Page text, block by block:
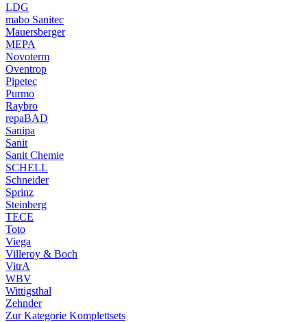
LDG
mabo Sanitec
Mauersberger
MEPA
Novoterm
Oventrop
Pipetec
Purmo
Raybro
repaBAD
Sanipa
Sanit
Sanit Chemie
SCHELL
Schneider
Sprinz
Steinberg
TECE
Toto
Viega
Villeroy & Boch
VitrA
WBV
Wittigsthal
Zehnder
Zur Kategorie Komplettsets